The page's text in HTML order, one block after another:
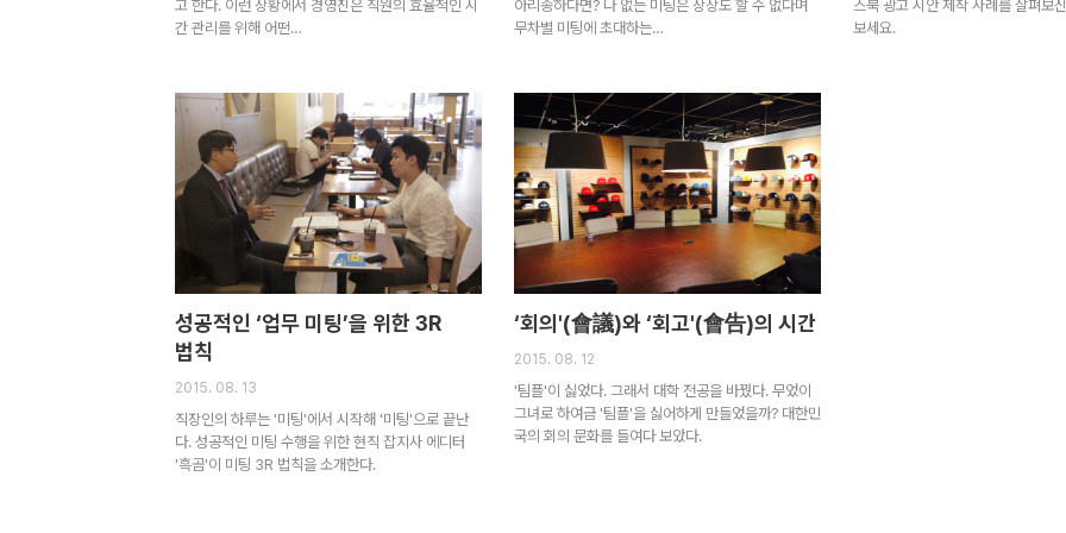
고 한다. 이런 상황에서 경영진은 직원의 효율적인 시
간 관리를 위해 어떤…
아리송하다면? 나 없는 미팅은 상상도 할 수 없다며
무차별 미팅에 초대하는…
스북 광고 시안 제작 사례를 살펴보
보세요.
성공적인 ‘업무 미팅’을 위한 3R
법칙
2015. 08. 13
직장인의 하루는 '미팅'에서 시작해 '미팅'으로 끝난
다. 성공적인 미팅 수행을 위한 현직 잡지사 에디터
'흑곰'이 미팅 3R 법칙을 소개한다.
‘회의'(會議)와 ‘회고'(會告)의 시간
2015. 08. 12
'팀플'이 싫었다. 그래서 대학 전공을 바꿨다. 무었이
그녀로 하여금 '팀플'을 싫어하게 만들었을까? 대한민
국의 회의 문화를 들여다 보았다.